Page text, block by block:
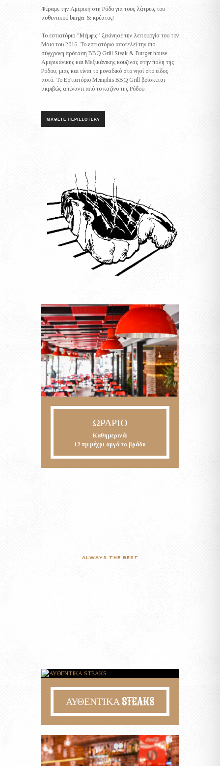
Φέραμε την Αμερική στη Ρόδο για τους λάτρεις του
αυθεντικού burger & κρέατος!
Το εστιατόριο ”Μέμφις” ξεκίνησε την λειτουργία του τον
Μάιο του 2016. Το εστιατόριο αποτελεί την πιό
σύγχρονη πρόταση BBQ Grill Steak & Burger house
Αμερικάνικης και Μεξικάνικης κουζίνας στην πόλη της
Ρόδου, μιας και είναι το μοναδικό στο νησί στο είδος
αυτό. Το Εστιατόριο Memphis BBQ Grill βρίσκεται
ακριβώς απέναντι από το καζίνο της Ρόδου.
ΜΆΘΕΤΕ ΠΕΡΙΣΣΌΤΕΡΑ
ΩΡΆΡΙΟ
Καθημερινά:
12 πμ μέχρι αργά το βράδυ
ALWAYS THE BEST
ΑΥΘΕΝΤΙΚΑ STEAKS